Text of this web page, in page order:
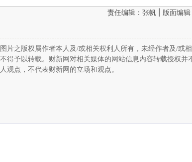
责任编辑：张帆 | 版面编
片之版权属作者本人及/或相关权利人所有，未经作者及/或相
得予以转载。财新网对相关媒体的网站信息内容转载授权并
观点，不代表财新网的立场和观点。